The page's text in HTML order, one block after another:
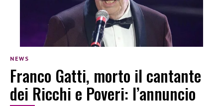
NEWS
Franco Gatti, morto il cantante
dei Ricchi e Poveri: l’annuncio